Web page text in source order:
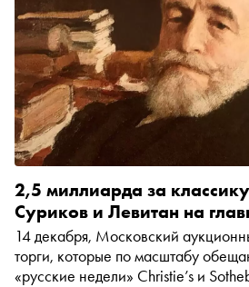
2,5 миллиарда за
Суриков и Левитан на
14 декабря, Московский
торги, которые по масштабу
«русские недели» Christie’s и